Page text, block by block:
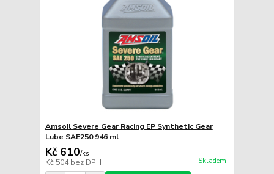
Amsoil Severe Gear Racing EP Synthetic Gear
Lube SAE250 946 ml
Kč 610/ks
Kč 504bez DPH Skladem